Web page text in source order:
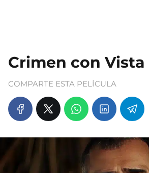
Crimen con Vista
COMPARTE ESTA PELÍCULA